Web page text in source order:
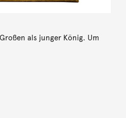
als junger König. Um